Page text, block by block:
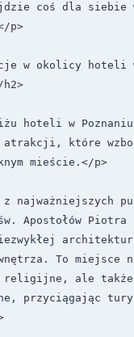
coś dla siebie
p>
w okolicy hoteli
h2>
hoteli w
które
mieście.</p>
z najważniejszych
Apostołów Piotra
To miejsce
religijne, ale także
przyciągając